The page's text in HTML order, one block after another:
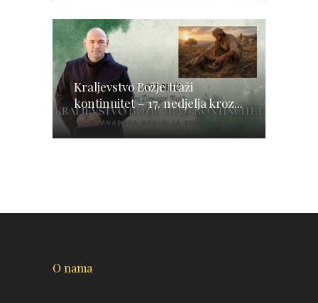
Kraljevstvo Božje traži
kontinuitet – 17. nedjelja kroz...
O nama